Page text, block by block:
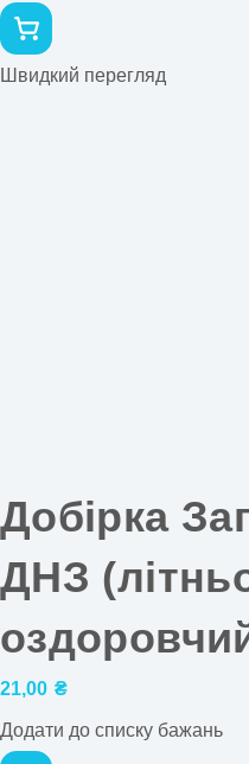
Швидкий перегляд
Добірка
ДНЗ
21,00 ₴
Додати до списку бажань